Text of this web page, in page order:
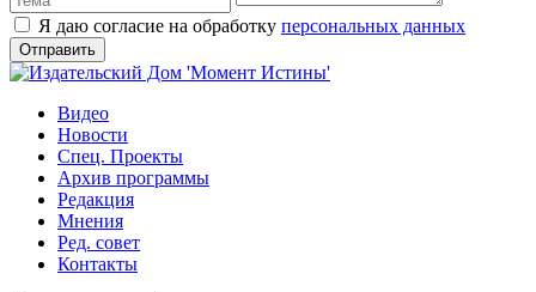
Я даю согласие на обработку персональных данных
Видео
Новости
Спец. Проекты
Архив программы
Редакция
Мнения
Ред. совет
Контакты